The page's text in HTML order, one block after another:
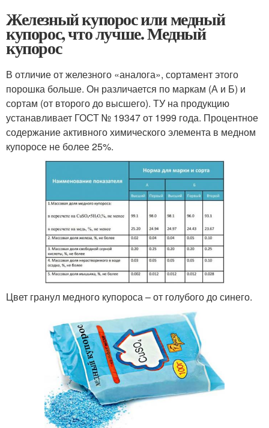
Железный купорос или медный
купорос, что лучше. Медный
купорос
В отличие от железного «аналога», сортамент этого
порошка больше. Он различается по маркам (А и Б) и
сортам (от второго до высшего). ТУ на продукцию
устанавливает ГОСТ № 19347 от 1999 года. Процентное
содержание активного химического элемента в медном
купоросе не более 25%.
Цвет гранул медного купороса – от голубого до синего.